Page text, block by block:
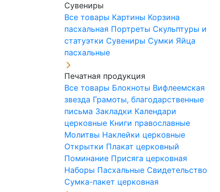
Сувениры
Все товары Картины Корзина
пасхальная Портреты Скульптуры и
статуэтки Сувениры Сумки Яйца
пасхальные
Печатная продукция
Все товары Блокноты Вифлеемская
звезда Грамоты, благодарственные
письма Закладки Календари
церковные Книги православные
Молитвы Наклейки церковные
Открытки Плакат церковный
Поминание Присяга церковная
Наборы Пасхальные Свидетельство
Сумка-пакет церковная